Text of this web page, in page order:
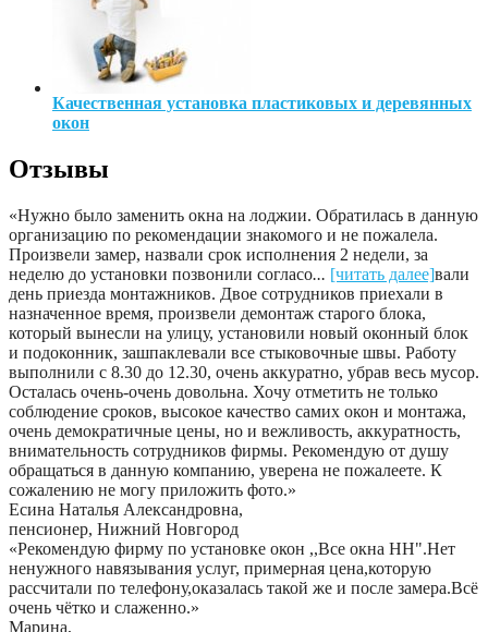
Качественная установка пластиковых и деревянных
окон
Отзывы
«Нужно было заменить окна на лоджии. Обратилась в данную
организацию по рекомендации знакомого и не пожалела.
Произвели замер, назвали срок исполнения 2 недели, за
неделю до установки позвонили согласо... [читать далее]вали
день приезда монтажников. Двое сотрудников приехали в
назначенное время, произвели демонтаж старого блока,
который вынесли на улицу, установили новый оконный блок
и подоконник, зашпаклевали все стыковочные швы. Работу
выполнили с 8.30 до 12.30, очень аккуратно, убрав весь мусор.
Осталась очень-очень довольна. Хочу отметить не только
соблюдение сроков, высокое качество самих окон и монтажа,
очень демократичные цены, но и вежливость, аккуратность,
внимательность сотрудников фирмы. Рекомендую от душу
обращаться в данную компанию, уверена не пожалеете. К
сожалению не могу приложить фото.»
Есина Наталья Александровна,
пенсионер, Нижний Новгород
«Рекомендую фирму по установке окон ,,Все окна НН".Нет
ненужного навязывания услуг, примерная цена,которую
рассчитали по телефону,оказалась такой же и после замера.Всë
очень чëтко и слаженно.»
Марина,